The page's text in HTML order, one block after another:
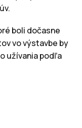
boli dočasne
vo výstavbe by
užívania podľa